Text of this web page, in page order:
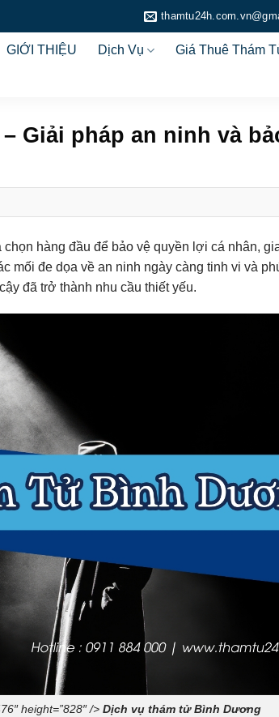
GIỚI THIỆU Dịch Vụ Giá Thuê Thám
Giải pháp an ninh và
chọn hàng đầu để bảo vệ quyền lợi cá nhân,
mối đe dọa về an ninh ngày càng tinh vi và
đã trở thành nhu cầu thiết yếu.
height=”828″ /> Dịch vụ thám tử Bình Dương